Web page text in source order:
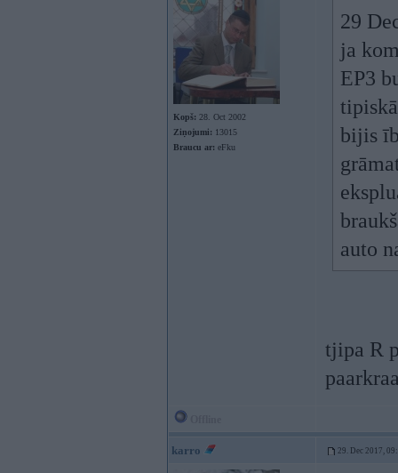
Kopš: 28. Oct 2002
Ziņojumi: 13015
Braucu ar: eFku
29
ja
EP3
bijis
auto
tjipa R
karro 29. Dec 2017,